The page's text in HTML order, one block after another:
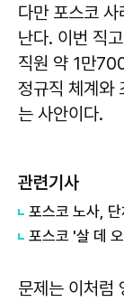
다만 포스코
난다. 이번 직
직원 약 1만
정규직 체계와
는 사안이다.
관련기사
포스코 노사,
문제는 이처럼